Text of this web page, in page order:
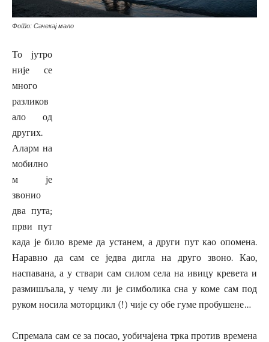
Фото: Сачекај мало
То јутро
није се
много
разликов
ало од
других.
Аларм на
мобилно
м је
звонио
два пута;
први пут
када је било време да устанем, а други пут као опомена.
Наравно да сам се једва дигла на друго звоно. Као,
наспавана, а у ствари сам силом села на ивицу кревета и
размишљала, у чему ли је симболика сна у коме сам под
руком носила моторцикл (!) чије су обе гуме пробушене…
Спремала сам се за посао, уобичајена трка против времена